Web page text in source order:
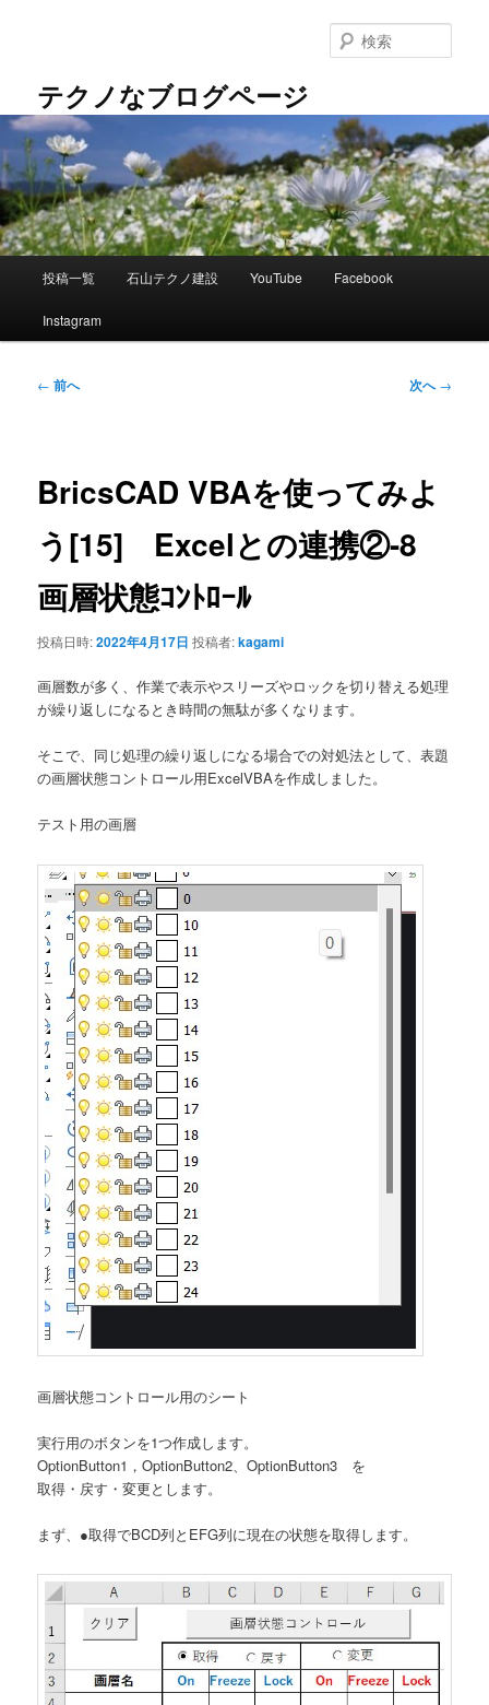
テ
ン
ツ
へ
移
動
テクノなブログページ
索
メ
投稿一覧 石山テクノ建設 YouTube Facebook
Instagram
投
ー
ョ
ン
← 前へ 次へ→
BricsCAD VBAを使ってみよ
う[15] Excelとの連携②-8
画層状態ｺﾝﾄﾛｰﾙ
投稿日時:2022年4月17日 投稿者:kagami
画層数が多く、作業で表示やスリーズやロックを切り替える処理
が繰り返しになるとき時間の無駄が多くなります。
そこで、同じ処理の繰り返しになる場合での対処法として、表題
の画層状態コントロール用ExcelVBAを作成しました。
テスト用の画層
画層状態コントロール用のシート
実行用のボタンを1つ作成します。
OptionButton1，OptionButton2、OptionButton3 を
取得・戻す・変更とします。
まず、●取得でBCD列とEFG列に現在の状態を取得します。